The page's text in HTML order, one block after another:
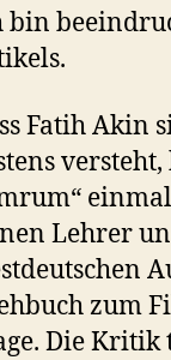
bin
Fatih Akin
Lehrer
zum
Die Kritik